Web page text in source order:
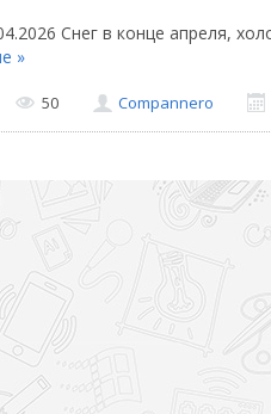
Снег в конце апреля,
»
50 Compannero